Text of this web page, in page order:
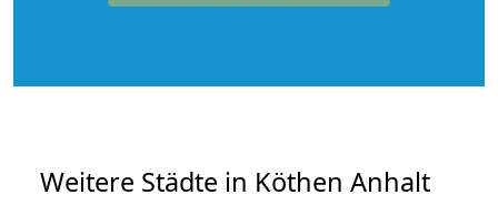
Weitere Städte in Köthen Anhalt